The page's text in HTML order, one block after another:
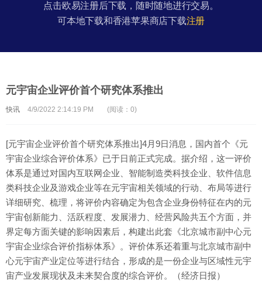
点击欧易注册后下载，随时随地进行交易。
可本地下载和香港苹果商店下载注册
元宇宙企业评价首个研究体系推出
快讯 4/9/2022 2:14:19 PM (阅读：0)
[元宇宙企业评价首个研究体系推出]4月9日消息，国内首个《元
宇宙企业综合评价体系》已于日前正式完成。据介绍，这一评价
体系是通过对国内互联网企业、智能制造类科技企业、软件信息
类科技企业及游戏企业等在元宇宙相关领域的行动、布局等进行
详细研究、梳理，将评价内容确定为包含企业身份特征在内的元
宇宙创新能力、活跃程度、发展潜力、经营风险共五个方面，并
界定每方面关键的影响因素后，构建出此套《北京城市副中心元
宇宙企业综合评价指标体系》。评价体系还着重与北京城市副中
心元宇宙产业定位等进行结合，形成的是一份企业与区域性元宇
宙产业发展现状及未来契合度的综合评价。（经济日报）